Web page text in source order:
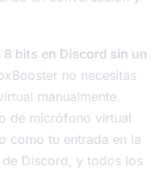
bits en Discord sin un
no necesitas
manualmente.
de micrófono virtual
como tu entrada en la
Discord, y todos los